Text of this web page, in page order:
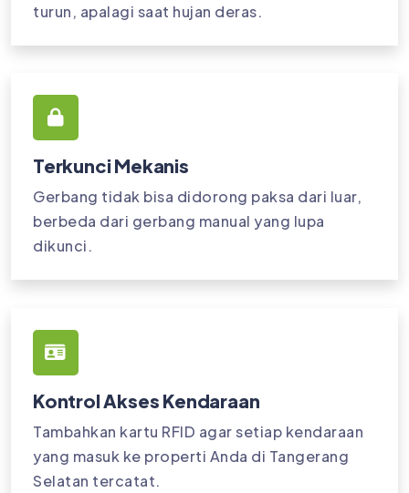
turun, apalagi saat hujan deras.
Terkunci Mekanis
Gerbang tidak bisa didorong paksa dari luar,
berbeda dari gerbang manual yang lupa
dikunci.
Kontrol Akses Kendaraan
Tambahkan kartu RFID agar setiap kendaraan
yang masuk ke properti Anda di Tangerang
Selatan tercatat.